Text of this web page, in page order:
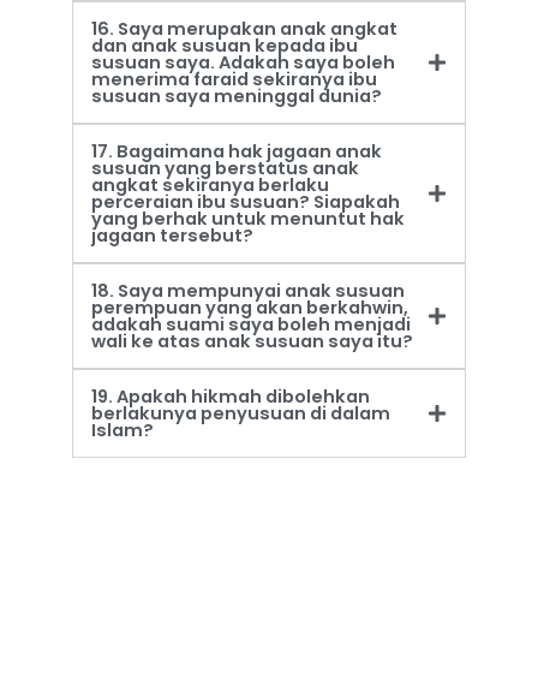
16. Saya merupakan anak angkat
dan anak susuan kepada ibu
susuan saya. Adakah saya boleh
menerima faraid sekiranya ibu
susuan saya meninggal dunia?
17. Bagaimana hak jagaan anak
susuan yang berstatus anak
angkat sekiranya berlaku
perceraian ibu susuan? Siapakah
yang berhak untuk menuntut hak
jagaan tersebut?
18. Saya mempunyai anak susuan
perempuan yang akan berkahwin,
adakah suami saya boleh menjadi
wali ke atas anak susuan saya itu?
19. Apakah hikmah dibolehkan
berlakunya penyusuan di dalam
Islam?